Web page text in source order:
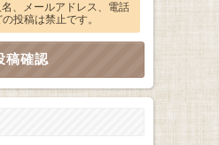
、メールアドレス、電話
投稿は禁止です。